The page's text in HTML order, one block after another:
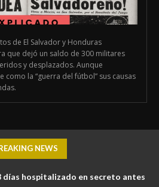
de El Salvador y Honduras
que dejó un saldo de 300 militares
y desplazados. Aunque
como la “guerra del fútbol” sus causas
NEWS
días hospitalizado en secreto antes